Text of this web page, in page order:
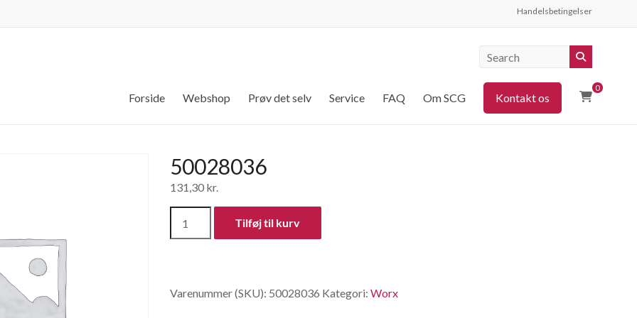
Handelsbetingelser
0
Forside Webshop Prøv det selv Service FAQ Om SCG Kontakt os
50028036
131,30 kr.
Tilføj til kurv
Varenummer (SKU): 50028036 Kategori: Worx